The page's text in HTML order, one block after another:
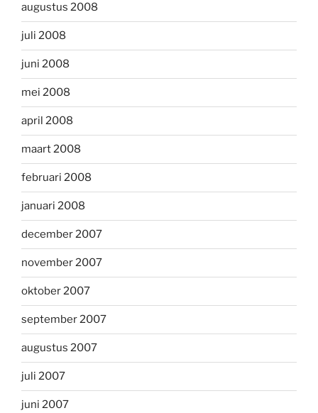
augustus 2008
juli 2008
juni 2008
mei 2008
april 2008
maart 2008
februari 2008
januari 2008
december 2007
november 2007
oktober 2007
september 2007
augustus 2007
juli 2007
juni 2007